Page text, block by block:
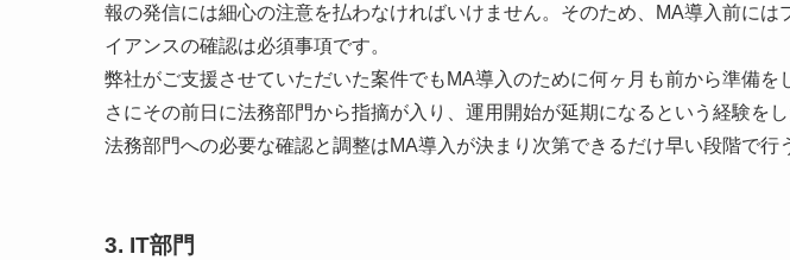
報の発信には細心の注意を払わなければいけません。そのため、MA導入前には
イアンスの確認は必須事項です。
弊社がご支援させていただいた案件でもMA導入のために何ヶ月も前から準備を
さにその前日に法務部門から指摘が入り、運用開始が延期になるという経験をし
法務部門への必要な確認と調整はMA導入が決まり次第できるだけ早い段階で行
3. IT部門